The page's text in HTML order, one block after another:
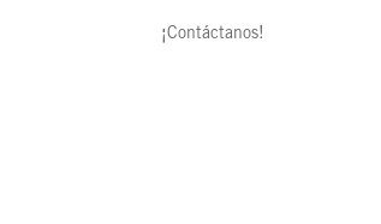
¡Contáctanos!